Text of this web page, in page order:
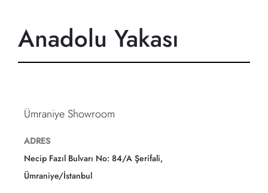
Anadolu Yakası
Ümraniye Showroom
ADRES
Necip Fazıl Bulvarı No: 84/A Şerifali,
Ümraniye/İstanbul